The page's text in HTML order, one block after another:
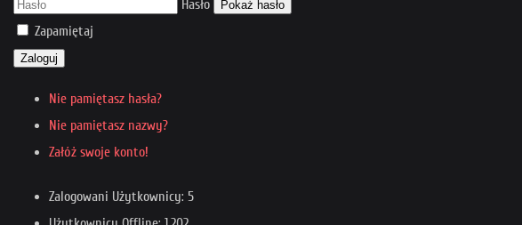
Hasło
Pokaż hasło
Zapamiętaj
Zaloguj
Nie pamiętasz hasła?
Nie pamiętasz nazwy?
Załóż swoje konto!
Zalogowani Użytkownicy: 5